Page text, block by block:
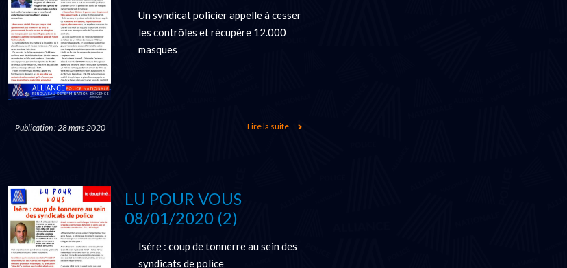
Un syndicat policier appelle à cesser
les contrôles et récupère 12.000
masques
Publication : 28 mars 2020 Lire la suite...
LU POUR VOUS
08/01/2020 (2)
Isère : coup de tonnerre au sein des
syndicats de police